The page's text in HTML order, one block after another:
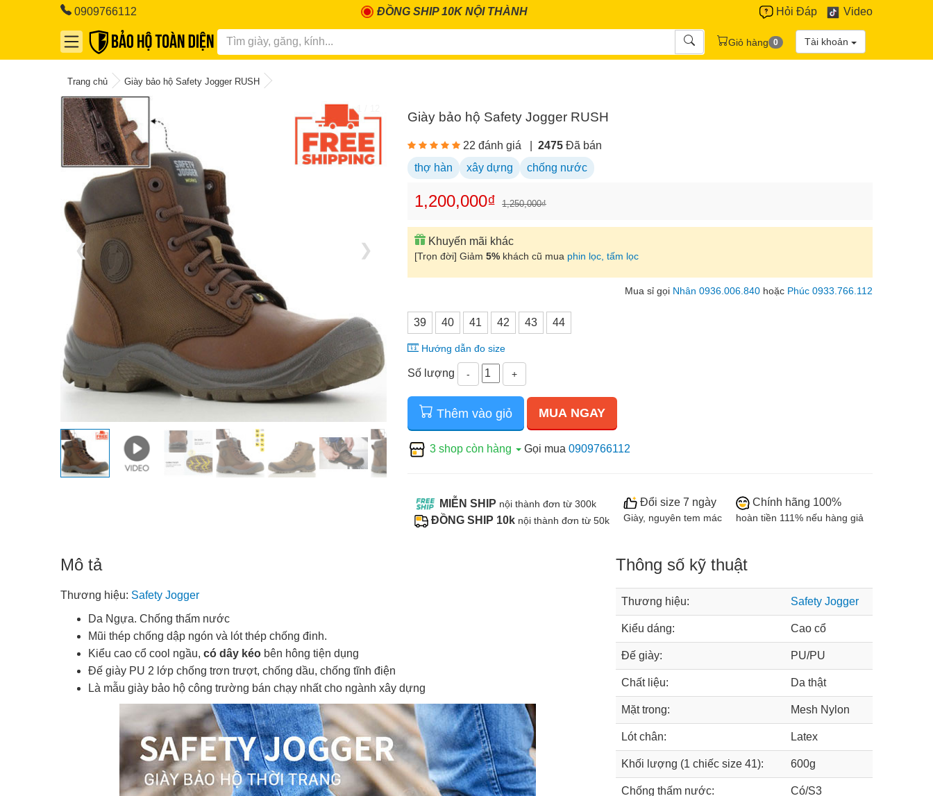
0909766112 ĐỒNG SHIP 10K NỘI THÀNH Hỏi Đáp Video
Giỏ hàng 0 Tài khoản
Trang chủ Giày bảo hộ Safety Jogger RUSH
❮ ❯
Giày bảo hộ Safety Jogger RUSH
22 đánh giá 2475 Đã bán
thợ hàn
xây dựng chống nước
1,200,000₫ 1,250,000₫
Khuyến mãi khác
[Trọn đời] Giảm 5% khách cũ mua phin lọc, tấm lọc
Mua sỉ gọi Nhân 0936.006.840 hoặc Phúc 0933.766.112
39 40 41 42 43 44
Hướng dẫn đo size
Số lượng - +
Thêm vào giỏ MUA NGAY
3 shop còn hàng Gọi mua 0909766112
MIỄN SHIP nội thành đơn từ 300k
ĐỒNG SHIP 10k nội thành đơn từ 50k
Đổi size 7 ngày
Giày, nguyên tem mác
Chính hãng 100%
hoàn tiền 111% nếu hàng giả
Mô tả
Thương hiệu: Safety Jogger
Da Ngựa. Chống thấm nước
Mũi thép chống dập ngón và lót thép chống đinh.
Kiểu cao cổ cool ngầu, có dây kéo bên hông tiện dụng
Đế giày PU 2 lớp chống trơn trượt, chống dầu, chống tĩnh điện
Là mẫu giày bảo hộ công trường bán chạy nhất cho ngành xây dựng
Thông số kỹ thuật
Thương hiệu: Safety Jogger
Kiểu dáng: Cao cổ
Đế giày: PU/PU
Chất liệu: Da thật
Mặt trong: Mesh Nylon
Lót chân: Latex
Khối lượng (1 chiếc size 41): 600g
Chống thấm nước: Có/S3